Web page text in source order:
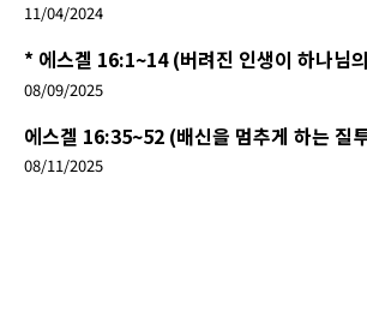
11/04/2024
* 에스겔 16:1~14 (버려진 인생이 하나님
08/09/2025
에스겔 16:35~52 (배신을 멈추게 하는 질
08/11/2025